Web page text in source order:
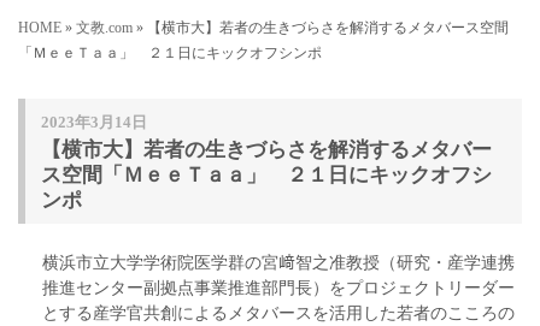
HOME » 文教.com » 【横市大】若者の生きづらさを解消するメタバース空間
「ＭｅｅＴａａ」 ２１日にキックオフシンポ
2023年3月14日
【横市大】若者の生きづらさを解消するメタバー
ス空間「ＭｅｅＴａａ」 ２１日にキックオフシ
ンポ
横浜市立大学学術院医学群の宮﨑智之准教授（研究・産学連携
推進センター副拠点事業推進部門長）をプロジェクトリーダー
とする産学官共創によるメタバースを活用した若者のこころの